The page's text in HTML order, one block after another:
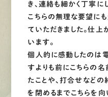
き、連絡も細かく丁寧に
こちらの無理な要望に
ていただきました。仕上
います。
個人的に感動したのは
すよりも前にこちらの名
たことや、打合せなど
を閉めるまでこちらを向